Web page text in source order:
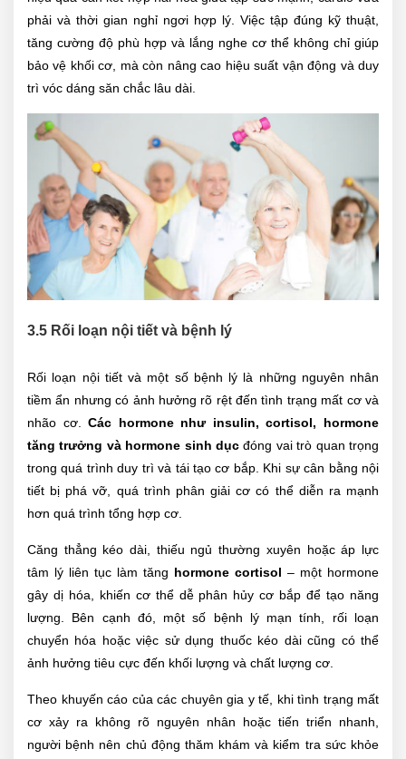
phải và thời gian nghỉ ngơi hợp lý. Việc tập đúng kỹ thuật,
tăng cường độ phù hợp và lắng nghe cơ thể không chỉ giúp
bảo vệ khối cơ, mà còn nâng cao hiệu suất vận động và duy
trì vóc dáng săn chắc lâu dài.
3.5 Rối loạn nội tiết và bệnh lý
Rối loạn nội tiết và một số bệnh lý là những nguyên nhân
tiềm ẩn nhưng có ảnh hưởng rõ rệt đến tình trạng mất cơ và
nhão cơ. Các hormone như insulin, cortisol, hormone
tăng trưởng và hormone sinh dục đóng vai trò quan trọng
trong quá trình duy trì và tái tạo cơ bắp. Khi sự cân bằng nội
tiết bị phá vỡ, quá trình phân giải cơ có thể diễn ra mạnh
hơn quá trình tổng hợp cơ.
Căng thẳng kéo dài, thiếu ngủ thường xuyên hoặc áp lực
tâm lý liên tục làm tăng hormone cortisol – một hormone
gây dị hóa, khiến cơ thể dễ phân hủy cơ bắp để tạo năng
lượng. Bên cạnh đó, một số bệnh lý mạn tính, rối loạn
chuyển hóa hoặc việc sử dụng thuốc kéo dài cũng có thể
ảnh hưởng tiêu cực đến khối lượng và chất lượng cơ.
Theo khuyến cáo của các chuyên gia y tế, khi tình trạng mất
cơ xảy ra không rõ nguyên nhân hoặc tiến triển nhanh,
người bệnh nên chủ động thăm khám và kiểm tra sức khỏe